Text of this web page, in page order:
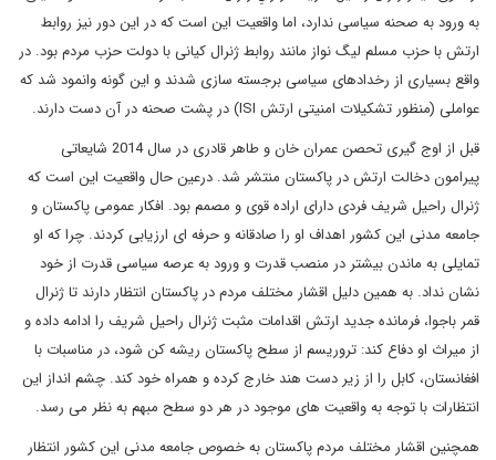
به ورود به صحنه سیاسی ندارد، اما واقعیت این است که در این دور نیز روابط
ارتش با حزب مسلم لیگ نواز مانند روابط ژنرال کیانی با دولت حزب مردم بود. در
واقع بسیاری از رخدادهای سیاسی برجسته سازی شدند و این گونه وانمود شد که
عواملی (منظور تشکیلات امنیتی ارتش ISI) در پشت صحنه در آن دست دارند.
قبل از اوج گیری تحصن عمران خان و طاهر قادری در سال 2014 شایعاتی
پیرامون دخالت ارتش در پاکستان منتشر شد. درعین حال واقعیت این است که
ژنرال راحیل شریف فردی دارای اراده قوی و مصمم بود. افکار عمومی پاکستان و
جامعه مدنی این کشور اهداف او را صادقانه و حرفه ای ارزیابی کردند. چرا که او
تمایلی به ماندن بیشتر در منصب قدرت و ورود به عرصه سیاسی قدرت از خود
نشان نداد. به همین دلیل اقشار مختلف مردم در پاکستان انتظار دارند تا ژنرال
قمر باجوا، فرمانده جدید ارتش اقدامات مثبت ژنرال راحیل شریف را ادامه داده و
از میراث او دفاع کند: تروریسم از سطح پاکستان ریشه کن شود، در مناسبات با
افغانستان، کابل را از زیر دست هند خارج کرده و همراه خود کند. چشم انداز این
انتظارات با توجه به واقعیت های موجود در هر دو سطح مبهم به نظر می رسد.
همچنین اقشار مختلف مردم پاکستان به خصوص جامعه مدنی این کشور انتظار